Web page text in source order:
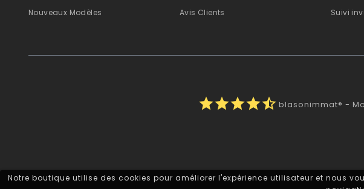
Notre boutique utilise des cookies pour améliorer l'expérience utilisateur et nous
Nouveaux Modèles
Avis Clients
Suivi
starstarstarstarstar_half blasonimmat® -